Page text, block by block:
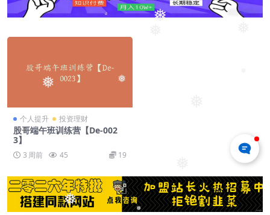
❅
❅ ❅
❅
❅
个人提升 投资理财
股哥端午班训练营【De-002
3】
3 周前 45 19